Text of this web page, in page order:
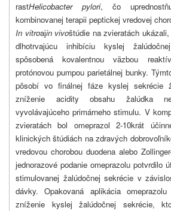
rastHelicobacter pylori, čo
kombinovanej terapii peptickej vredovej
In vitroajin vivoštúdie na zvieratách
dlhotrvajúcu inhibíciu kyslej
spôsobená kovalentnou väzbou
protónovou pumpou parietálnej bunky.
pôsobí vo finálnej fáze kyslej sekrécie
zníženie acidity obsahu žalúdka
vyvolávajúceho primárneho stimulu. V
zvieratách bol omeprazol 2-10krát
klinických štúdiách na zdravých
vredovou chorobou duodena alebo
jednorazové podanie omeprazolu potvrdilo
stimulovanej žalúdočnej sekrécie v
dávky. Opakovaná aplikácia
zníženie kyslej žalúdočnej sekrécie,